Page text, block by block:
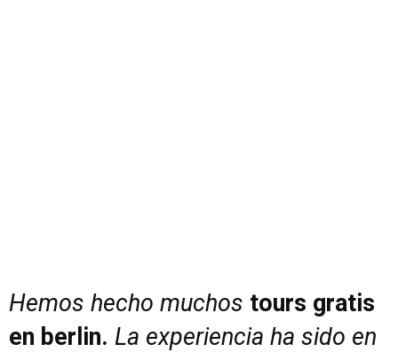
Hemos hecho muchos tours gratis
en berlin. La experiencia ha sido en